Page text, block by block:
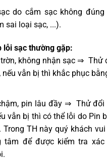
do cắm sạc không đúng
sai loại sạc, ...).
lỗi sạc thường gặp:
không nhận sạc ⇒ Thử
nếu vẫn bị thì khắc phục
pin lâu đầy ⇒ Thử đổi
vẫn bị thì có thể lỗi do Pin
Trong TH này quý khách
tâm để được kiểm tra xác